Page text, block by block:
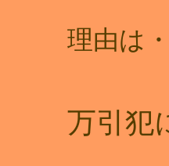
理由は
万引犯